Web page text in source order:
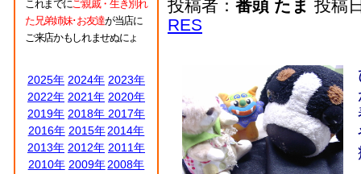
これまでにご親戚・生き別れ
た兄弟姉妹･お友達が当店に
ご来店かもしれませぬにょ
2025年 2024年 2023年
2022年 2021年 2020年
2019年 2018年 2017年
2016年 2015年 2014年
2013年 2012年 2011年
2010年 2009年 2008年
投稿者： 番頭 たま 投稿
RES